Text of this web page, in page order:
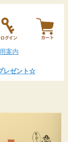
案内
レゼント☆